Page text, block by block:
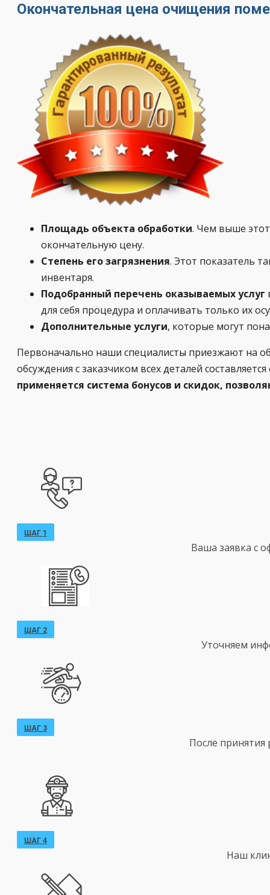
Окончательная цена очищения
Площадь объекта обработки. Чем выше этот
окончательную цену.
Степень его загрязнения. Этот показатель
инвентаря.
Подобранный перечень оказываемых услуг
для себя процедура и оплачивать только их
Дополнительные услуги, которые могут
Первоначально наши специалисты приезжают на
обсуждения с заказчиком всех деталей
применяется система бонусов и скидок,
ШАГ 1
Ваша заявка с
ШАГ 2
Уточняем
ШАГ 3
После
ШАГ 4
Наш